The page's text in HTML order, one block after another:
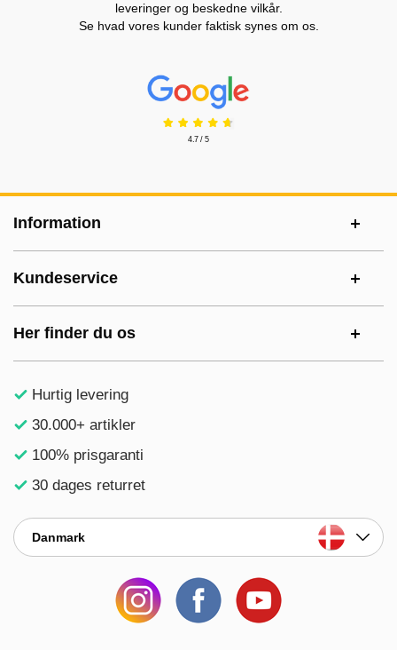
leveringer og beskedne vilkår.
Se hvad vores kunder faktisk synes om os.
Prisjakt Anmeldelser: 4.7 Stjerne
4.7 / 5
Information
Kundeservice
Her finder du os
Hurtig levering
30.000+ artikler
100% prisgaranti
30 dages returret
Danmark